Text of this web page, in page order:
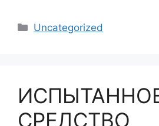
Categories
Uncategorized
СРЕДСТВО